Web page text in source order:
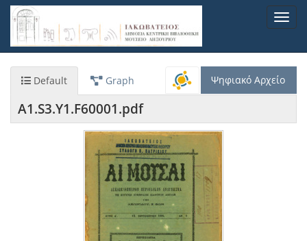
Παράκαμψη
προς
κυρίως
Default Graph Ψηφιακό Αρχείο
A1.S3.Y1.F60001.pdf